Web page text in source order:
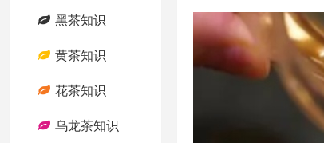
黑茶知识
黄茶知识
花茶知识
乌龙茶知识